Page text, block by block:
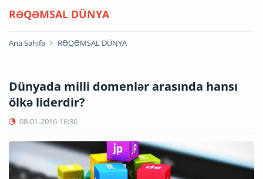
RƏQƏMSAL DÜNYA
Ana Səhifə RƏQƏMSAL DÜNYA
Dünyada milli domenlər arasında hansı
ölkə liderdir?
08-01-2016 16:36